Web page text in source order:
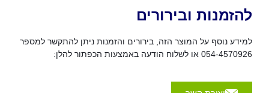
להזמנות ובירורים
למידע נוסף על המוצר הזה, בירורים והזמנות ניתן להתקשר למספר
054-4570926 או לשלוח הודעה באמצעות הכפתור להלן: